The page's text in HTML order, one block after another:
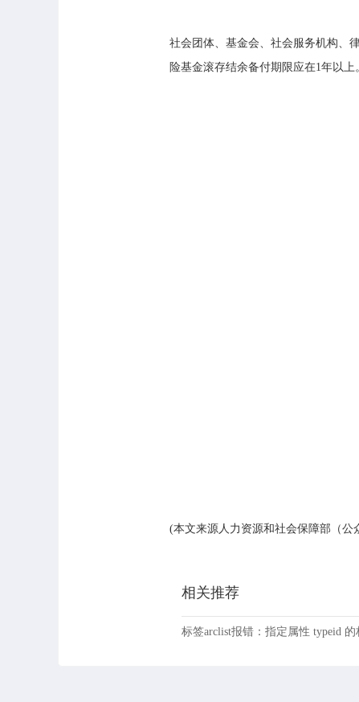
社会团体、基金会、社会服务机构、
险基金滚存结余备付期限应在1年以上
(本文来源人力资源和社会保障部（公
相关推荐
标签arclist报错：指定属性 typeid 的